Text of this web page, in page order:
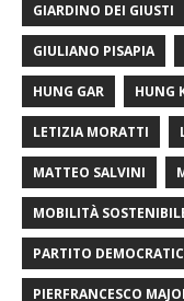
GIARDINO DEI GIUSTI
GIULIANO PISAPIA
HUNG GAR HUNG
LETIZIA MORATTI
MATTEO SALVINI
MOBILITÀ
PARTITO
PIERFRANCESCO